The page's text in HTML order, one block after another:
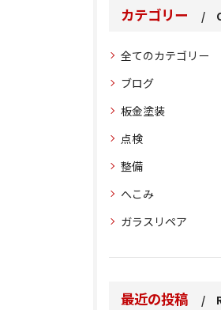
カテゴリー
全てのカテゴリー
ブログ
板金塗装
点検
整備
へこみ
ガラスリペア
最近の投稿